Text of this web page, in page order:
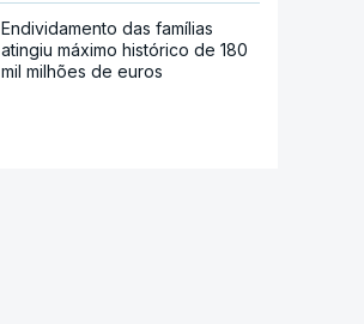
Endividamento das famílias
atingiu máximo histórico de 180
mil milhões de euros